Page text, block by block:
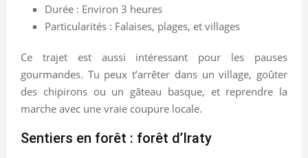
Durée : Environ 3 heures
Particularités : Falaises, plages, et villages
Ce trajet est aussi intéressant pour les pauses
gourmandes. Tu peux t’arrêter dans un village, goûter
des chipirons ou un gâteau basque, et reprendre la
marche avec une vraie coupure locale.
Sentiers en forêt : forêt d’Iraty